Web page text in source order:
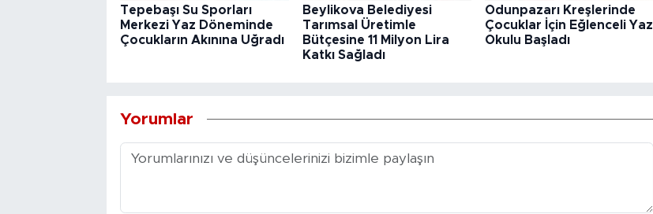
Tepebaşı Su Sporları
Merkezi Yaz Döneminde
Çocukların Akınına Uğradı
Beylikova Belediyesi
Tarımsal Üretimle
Bütçesine 11 Milyon Lira
Katkı Sağladı
Odunpazarı Kreşlerinde
Çocuklar İçin Eğlenceli Yaz
Okulu Başladı
Yorumlar